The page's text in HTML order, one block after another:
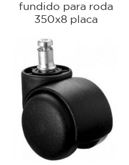
fundido para roda
350x8 placa